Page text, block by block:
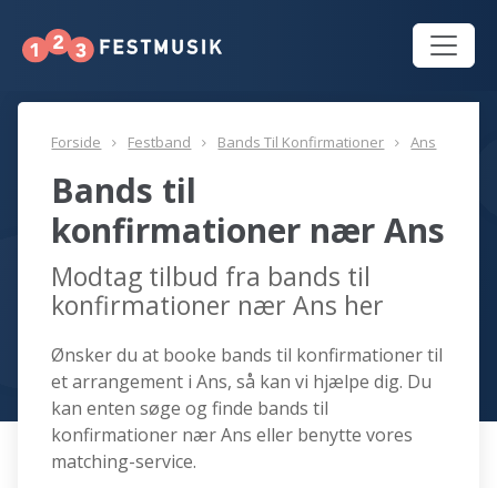
Forside Festband Bands Til Konfirmationer Ans
Bands til
konfirmationer nær Ans
Modtag tilbud fra bands til
konfirmationer nær Ans her
Ønsker du at booke bands til konfirmationer til
et arrangement i Ans, så kan vi hjælpe dig. Du
kan enten søge og finde bands til
konfirmationer nær Ans eller benytte vores
matching-service.